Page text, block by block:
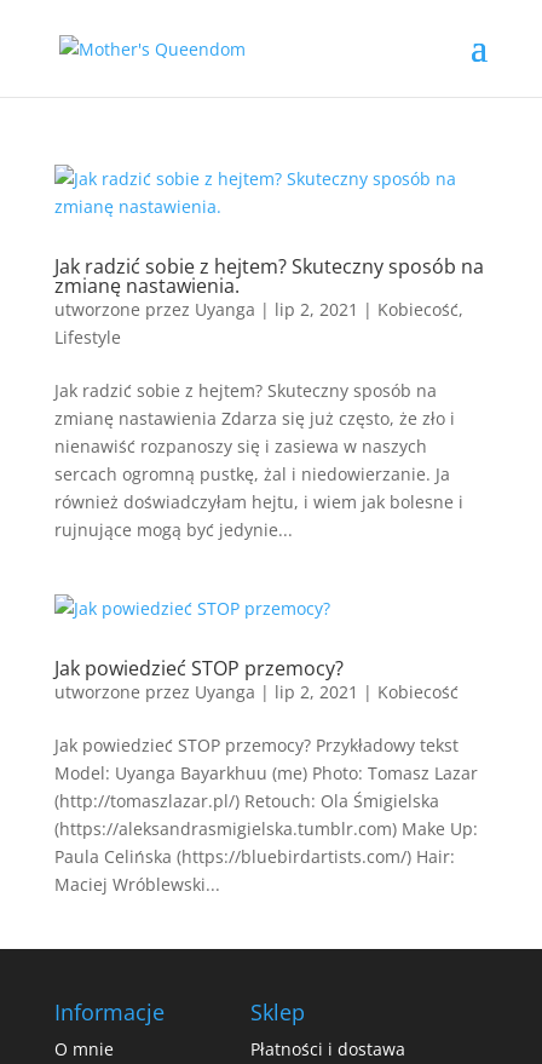
Jak radzić sobie z hejtem? Skuteczny sposób na
zmianę nastawienia.
utworzone przez Uyanga | lip 2, 2021 | Kobiecość,
Lifestyle
Jak radzić sobie z hejtem? Skuteczny sposób na
zmianę nastawienia Zdarza się już często, że zło i
nienawiść rozpanoszy się i zasiewa w naszych
sercach ogromną pustkę, żal i niedowierzanie. Ja
również doświadczyłam hejtu, i wiem jak bolesne i
rujnujące mogą być jedynie...
Jak powiedzieć STOP przemocy?
utworzone przez Uyanga | lip 2, 2021 | Kobiecość
Jak powiedzieć STOP przemocy? Przykładowy tekst
Model: Uyanga Bayarkhuu (me) Photo: Tomasz Lazar
(http://tomaszlazar.pl/) Retouch: Ola Śmigielska
(https://aleksandrasmigielska.tumblr.com) Make Up:
Paula Celińska (https://bluebirdartists.com/) Hair:
Maciej Wróblewski...
Informacje
O mnie
Sklep
Płatności i dostawa